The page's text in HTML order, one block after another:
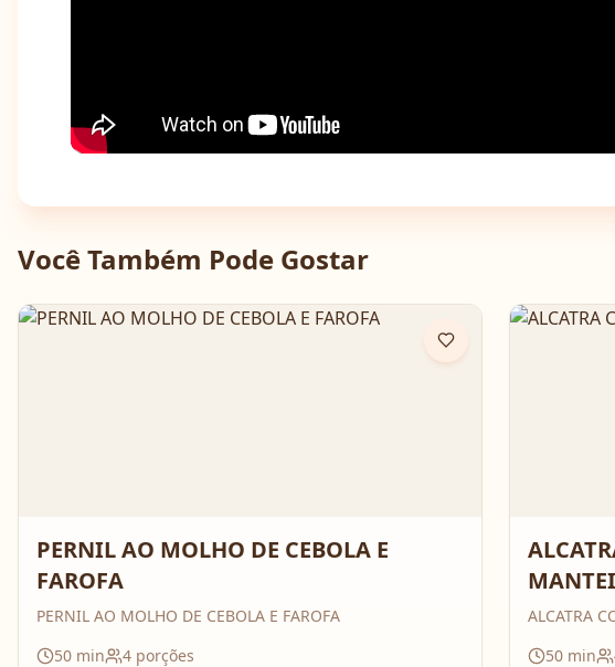
Você Também Pode Gostar
PERNIL AO MOLHO DE CEBOLA E
FAROFA
PERNIL AO MOLHO DE CEBOLA E FAROFA
50 min 4 porções
ALCATRA
50 min